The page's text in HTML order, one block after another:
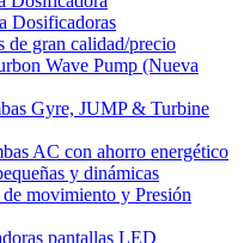
Dosificadoras
de gran calidad/precio
Wave Pump (Nueva
Gyre, JUMP & Turbine
AC con ahorro energético
y dinámicas
movimiento y Presión
pantallas LED